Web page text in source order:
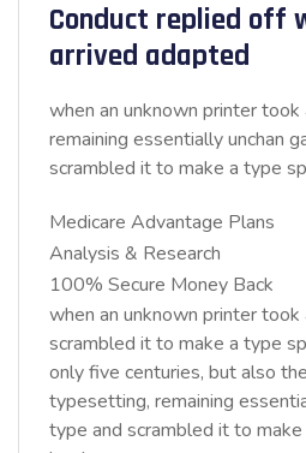
Conduct replied off
arrived adapted
when an unknown printer
remaining essentially unchan
scrambled it to make a type
Medicare Advantage Plans
Analysis & Research
100% Secure Money Back
when an unknown printer
scrambled it to make a type
only five centuries, but also
typesetting, remaining
type and scrambled it to